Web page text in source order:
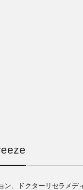
、ドクターリセラメデ